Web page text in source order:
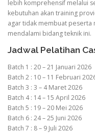
lebih komprehensif melalui
kebutuhan akan training
agar tidak membuat peserta
mendalami bidang teknik ini.
Jadwal Pelatihan
Batch 1 : 20 – 21 Januari 2026
Batch 2 : 10 – 11 Februari
Batch 3 : 3 – 4 Maret 2026
Batch 4 : 14 – 15 April 2026
Batch 5 : 19 – 20 Mei 2026
Batch 6 : 24 – 25 Juni 2026
Batch 7 : 8 – 9 Juli 2026